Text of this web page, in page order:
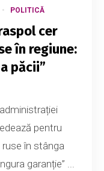
POLITICĂ
cer
în regiune:
păcii”
pentru
în stânga
garanție” ...